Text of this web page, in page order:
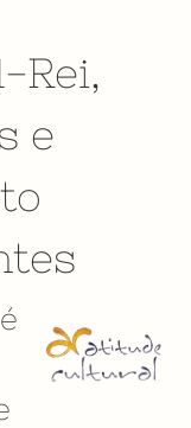
Rei,
e